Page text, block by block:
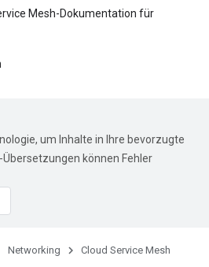
Mesh-Dokumentation für
um Inhalte in Ihre bevorzugte
können Fehler
Networking
Cloud Service Mesh